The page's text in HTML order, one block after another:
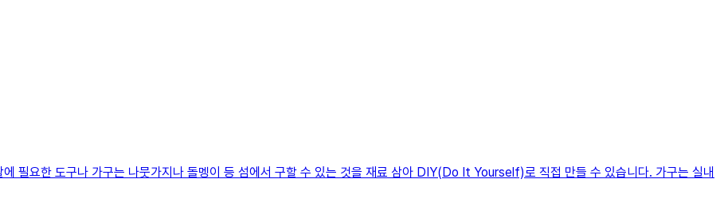
필요한 도구나 가구는 나뭇가지나 돌멩이 등 섬에서 구할 수 있는 것을 재료 삼아 DIY(Do It Yourself)로 직접 만들 수 있습니다. 가구는 실내